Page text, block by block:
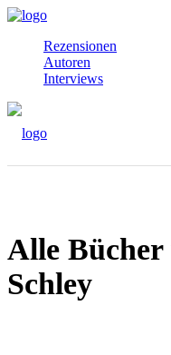
Rezensionen
Autoren
Interviews
Alle
Schley